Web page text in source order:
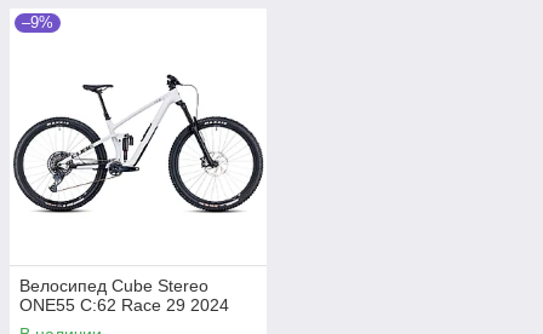
–9%
Велосипед Cube Stereo
ONE55 C:62 Race 29 2024